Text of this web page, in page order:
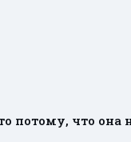
потому, что она